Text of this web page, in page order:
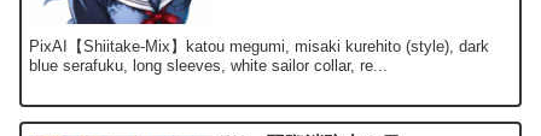
PixAI【Shiitake-Mix】katou megumi, misaki kurehito (style), dark
blue serafuku, long sleeves, white sailor collar, re...